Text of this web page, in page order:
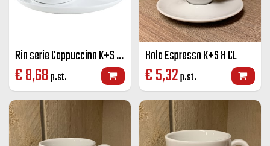
Rio serie Cappuccino K+S - 270 cc.
€8,68p.st.
Bola Espresso K+S 8 CL
€5,32p.st.